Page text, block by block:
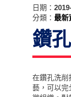
日期：
分類：最新
鑽
在鑽孔洗削
藝，可以